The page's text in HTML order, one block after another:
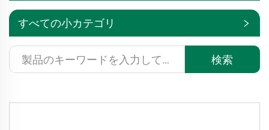
すべての小カテゴリ
検索